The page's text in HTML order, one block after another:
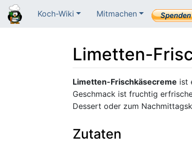
Koch-Wiki Mitmachen
Limetten-
Wechseln zu:Navigation,Suche
Limetten-Frischkäsecreme ist
Geschmack ist fruchtig
Dessert oder zum
Zutaten